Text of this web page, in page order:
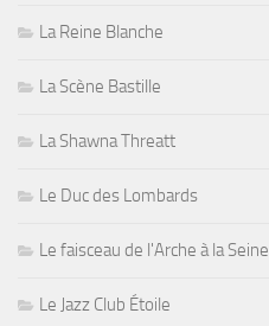
La Reine Blanche
La Scène Bastille
La Shawna Threatt
Le Duc des Lombards
Le faisceau de l'Arche à la Seine
Le Jazz Club Étoile